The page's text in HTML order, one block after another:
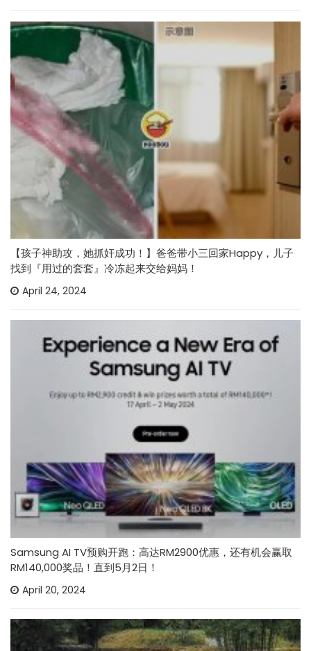
【孩子神助攻，她抓奸成功！】爸爸带小三回家Happy，儿子
找到『用过的套套』冷冻起来交给妈妈！
April 24, 2024
Samsung AI TV预购开跑：高达RM2900优惠，还有机会赢取
RM140,000奖品！直到5月2日！
April 20, 2024